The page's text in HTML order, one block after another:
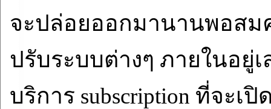
จะปล่อยออกมานานพอสม
ปรับระบบต่างๆ ภายในอยู่
บริการ subscription ที่จะเ